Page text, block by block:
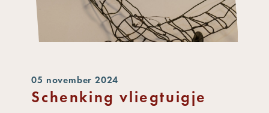
05 november 2024
Schenking vliegtuigje